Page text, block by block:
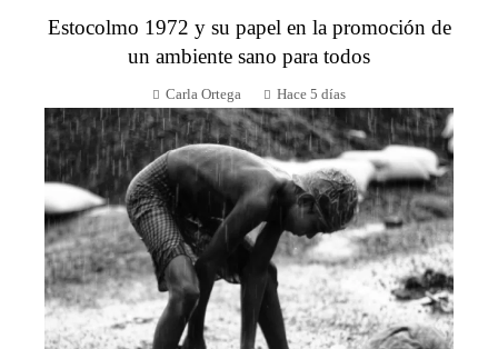
Estocolmo 1972 y su papel en la promoción de
un ambiente sano para todos
Carla Ortega Hace 5 días